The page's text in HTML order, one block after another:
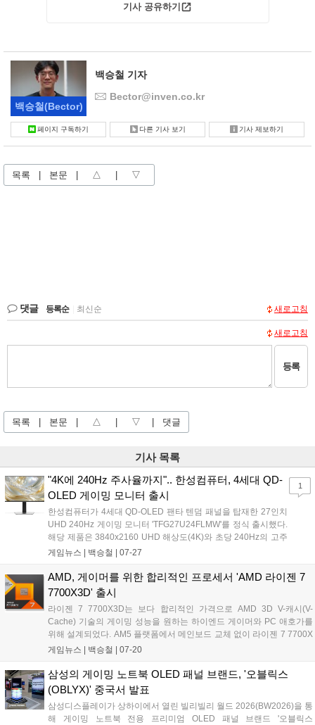
기사 공유하기
백승철(Bector)
백승철 기자
Bector@inven.co.kr
페이지 구독하기 다른 기사 보기 기사 제보하기
목록 본문 △ ▽
댓글 등록순 최신순 새로고침
새로고침
등록
목록 본문 △ ▽ 댓글
기사 목록
"4K에 240Hz 주사율까지".. 한성컴퓨터, 4세대 QD-
OLED 게이밍 모니터 출시
한성컴퓨터가 4세대 QD-OLED 팬타 텐덤 패널을 탑재한 27인치
UHD 240Hz 게이밍 모니터 'TFG27U24FLMW'를 정식 출시했다.
해당 제품은 3840x2160 UHD 해상도(4K)와 초당 240Hz의 고주
사율, GTG 0.03ms의 빠른 응답속도를 갖춰 고화질 게임 환경에
의 번인 방지 설계와 함께 번인 증상을 포함한 3년 무상 보증을 지
원하는 점 또한 특징이다....
게임뉴스 | 백승철 | 07-27
1
AMD, 게이머를 위한 합리적인 프로세서 'AMD 라이젠 7
7700X3D' 출시
라이젠 7 7700X3D는 보다 합리적인 가격으로 AMD 3D V-캐시(V-
Cache) 기술의 게이밍 성능을 원하는 하이엔드 게이머와 PC 애호가를
위해 설계되었다. AM5 플랫폼에서 메인보드 교체 없이 라이젠 7 7700X
대비 향상된 게이밍 성능을 제공한다. Zen4 공정 기술이 적용된 라이젠
TDP 120W, 총 캐시 104MB 등이다. 지원 칩셋의 메인보드는 A620,
X670E, X670, B650E, B650, X870E, X870, B840, B850 등이다....
게임뉴스 | 백승철 | 07-20
삼성의 게이밍 노트북 OLED 패널 브랜드, '오블릭스
(OBLYX)' 중국서 발표
삼성디스플레이가 상하이에서 열린 빌리빌리 월드 2026(BW2026)을 통
해 게이밍 노트북 전용 프리미엄 OLED 패널 브랜드 '오블릭스